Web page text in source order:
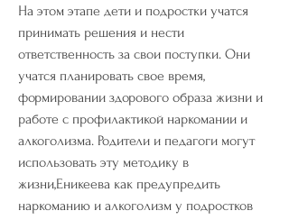
На этом этапе дети и подростки учатся
принимать решения и нести
ответственность за свои поступки. Они
учатся планировать свое время,
формировании здорового образа жизни и
работе с профилактикой наркомании и
алкоголизма. Родители и педагоги могут
использовать эту методику в
жизни,Еникеева как предупредить
наркоманию и алкоголизм у подростков